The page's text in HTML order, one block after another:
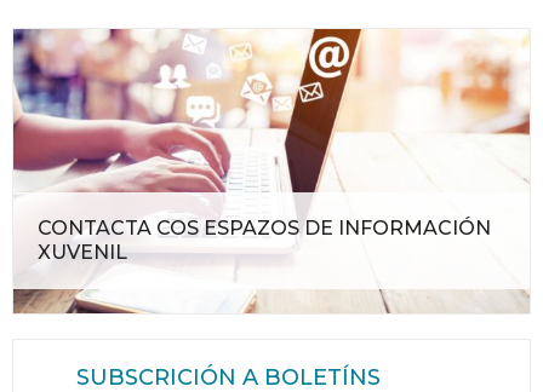
CONTACTA COS ESPAZOS DE INFORMACIÓN
XUVENIL
SUBSCRICIÓN A BOLETÍNS